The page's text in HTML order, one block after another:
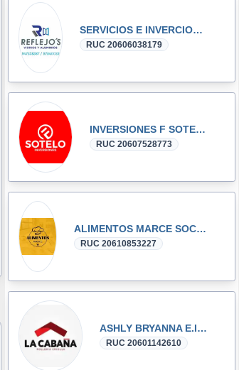
SERVICIOS E INVERCIONES REFLEJOS SRL
RUC 20606038179
INVERSIONES F SOTELO E.I.R.L.
RUC 20607528773
ALIMENTOS MARCE SOCIEDAD ANÓNIMA CERRADA
RUC 20610853227
ASHLY BRYANNA E.I.R.L.
RUC 20601142610